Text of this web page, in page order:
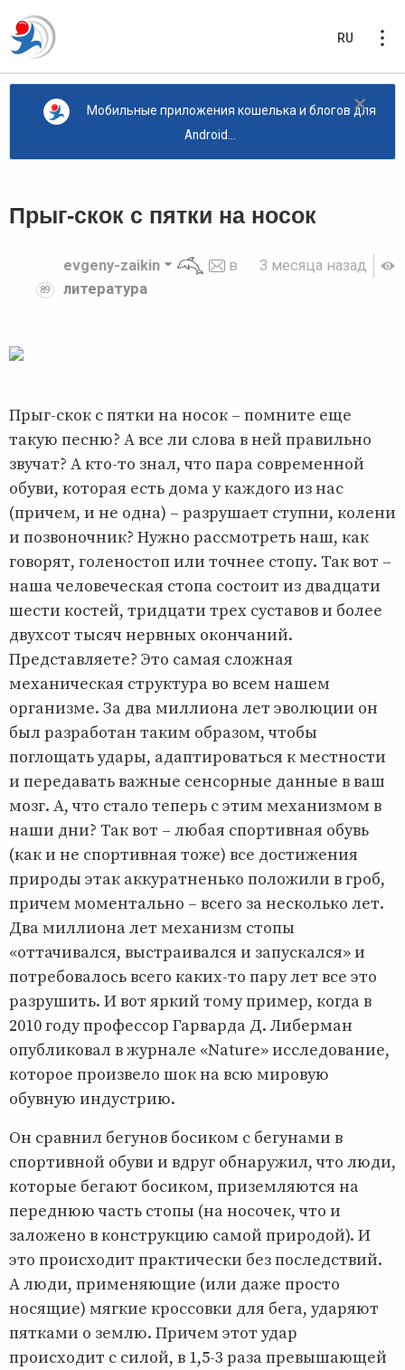
RU
×
Мобильные приложения кошелька и блогов для
Android...
Прыг-скок с пятки на носок
3 месяца назад
89
evgeny-zaikin
в
литература
Прыг-скок с пятки на носок – помните еще
такую песню? А все ли слова в ней правильно
звучат? А кто-то знал, что пара современной
обуви, которая есть дома у каждого из нас
(причем, и не одна) – разрушает ступни, колени
и позвоночник? Нужно рассмотреть наш, как
говорят, голеностоп или точнее стопу. Так вот –
наша человеческая стопа состоит из двадцати
шести костей, тридцати трех суставов и более
двухсот тысяч нервных окончаний.
Представляете? Это самая сложная
механическая структура во всем нашем
организме. За два миллиона лет эволюции он
был разработан таким образом, чтобы
поглощать удары, адаптироваться к местности
и передавать важные сенсорные данные в ваш
мозг. А, что стало теперь с этим механизмом в
наши дни? Так вот – любая спортивная обувь
(как и не спортивная тоже) все достижения
природы этак аккуратненько положили в гроб,
причем моментально – всего за несколько лет.
Два миллиона лет механизм стопы
«оттачивался, выстраивался и запускался» и
потребовалось всего каких-то пару лет все это
разрушить. И вот яркий тому пример, когда в
2010 году профессор Гарварда Д. Либерман
опубликовал в журнале «Nature» исследование,
которое произвело шок на всю мировую
обувную индустрию.
Он сравнил бегунов босиком с бегунами в
спортивной обуви и вдруг обнаружил, что люди,
которые бегают босиком, приземляются на
переднюю часть стопы (на носочек, что и
заложено в конструкцию самой природой). И
это происходит практически без последствий.
А люди, применяющие (или даже просто
носящие) мягкие кроссовки для бега, ударяют
пятками о землю. Причем этот удар
происходит с силой, в 1,5-3 раза превышающей